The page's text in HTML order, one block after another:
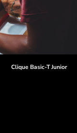
Clique Basic-T Junior